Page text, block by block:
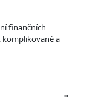
a
→